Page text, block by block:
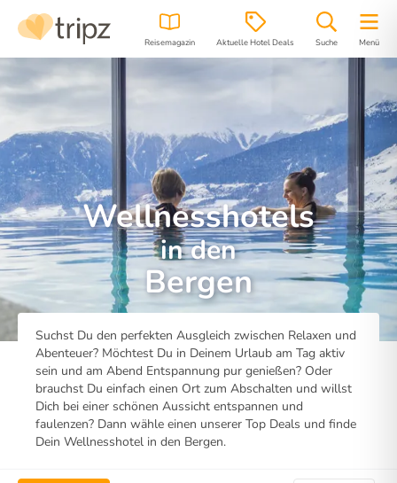
Reisemagazin Aktuelle Hotel Deals Suche Menü
Wellnesshotels
in den
Bergen
Suchst Du den perfekten Ausgleich zwischen Relaxen und
Abenteuer? Möchtest Du in Deinem Urlaub am Tag aktiv
sein und am Abend Entspannung pur genießen? Oder
brauchst Du einfach einen Ort zum Abschalten und willst
Dich bei einer schönen Aussicht entspannen und
faulenzen? Dann wähle einen unserer Top Deals und finde
Dein Wellnesshotel in den Bergen.